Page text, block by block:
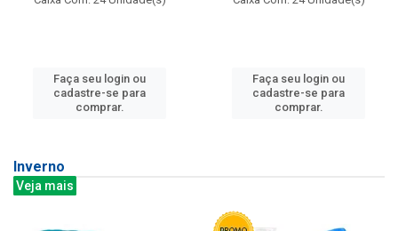
Faça seu login ou
cadastre-se para
comprar.
Faça seu login ou
cadastre-se para
comprar.
Inverno
Veja mais